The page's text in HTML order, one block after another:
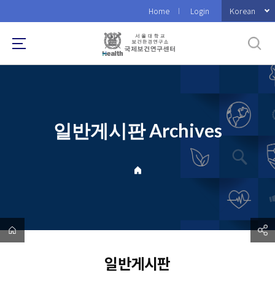
로
메
Home Login Korean
일반게시판 Archives
일반게시판